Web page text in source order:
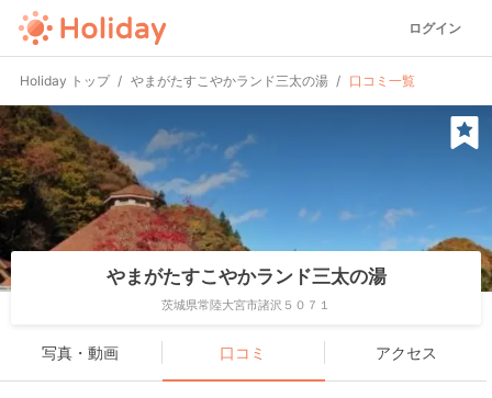
ログイン
Holiday トップ やまがたすこやかランド三太の湯 口コミ一覧
やまがたすこやかランド三太の湯
茨城県常陸大宮市諸沢５０７１
写真・動画 口コミ アクセス